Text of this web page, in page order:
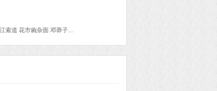
江北国际机场 磁器口古镇 陈昌银麻花(一店) 解放碑步行街 洪崖洞商业街 洪崖洞异国美食街 长江索道 花市豌杂面 邓莽子老火锅 珮姐老火锅(较场口店) 重庆刘一手火锅(解放碑江景店) 巴九门冰火九宫格老火锅 神女峰 巫峡 西陵峡风景区 仙女山国家森林公园 天福官驿 武隆天坑地缝国家地质公园 武隆天生三桥 小寨天坑风景区 龙水峡地缝 芙蓉洞